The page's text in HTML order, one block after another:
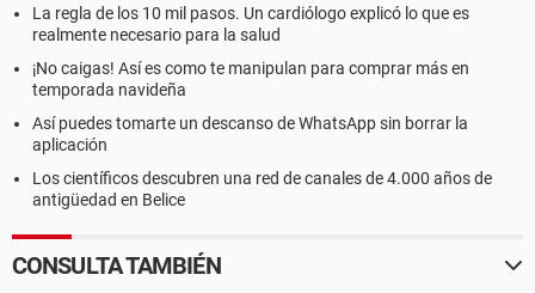
La regla de los 10 mil pasos. Un cardiólogo explicó lo que es
realmente necesario para la salud
¡No caigas! Así es como te manipulan para comprar más en
temporada navideña
Así puedes tomarte un descanso de WhatsApp sin borrar la
aplicación
Los científicos descubren una red de canales de 4.000 años de
antigüedad en Belice
CONSULTA TAMBIÉN